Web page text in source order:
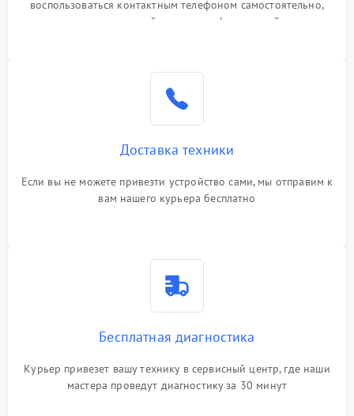
воспользоваться контактным телефоном самостоятельно,
или оставить свой номер телефона на сайте
Доставка техники
Если вы не можете привезти устройство сами, мы отправим к
вам нашего курьера бесплатно
Бесплатная диагностика
Курьер привезет вашу технику в сервисный центр, где наши
мастера проведут диагностику за 30 минут